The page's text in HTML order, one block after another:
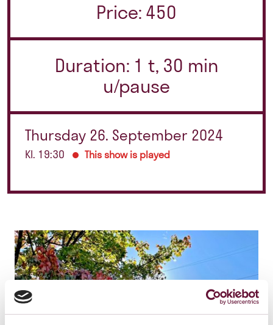
Price: 450
Duration: 1 t, 30 min
u/pause
Thursday 26. September 2024
Kl. 19:30 This show is played